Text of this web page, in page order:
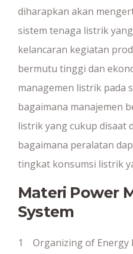
diharapkan akan
sistem tenaga listrik
kelancaran kegiatan
bermutu tinggi dan
managemen listrik pada
bagaimana manajemen
listrik yang cukup disaat
bagaimana peralatan
tingkat konsumsi listrik
Materi Power
System
1 Organizing of Energy